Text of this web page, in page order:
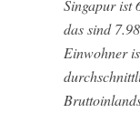
Singapur ist
das sind
Einwohner